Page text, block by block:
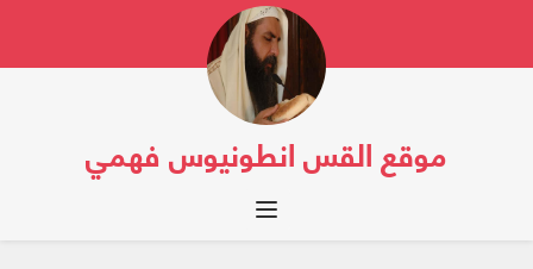
موقع القس انطونيوس فهمي
Toggle navigation